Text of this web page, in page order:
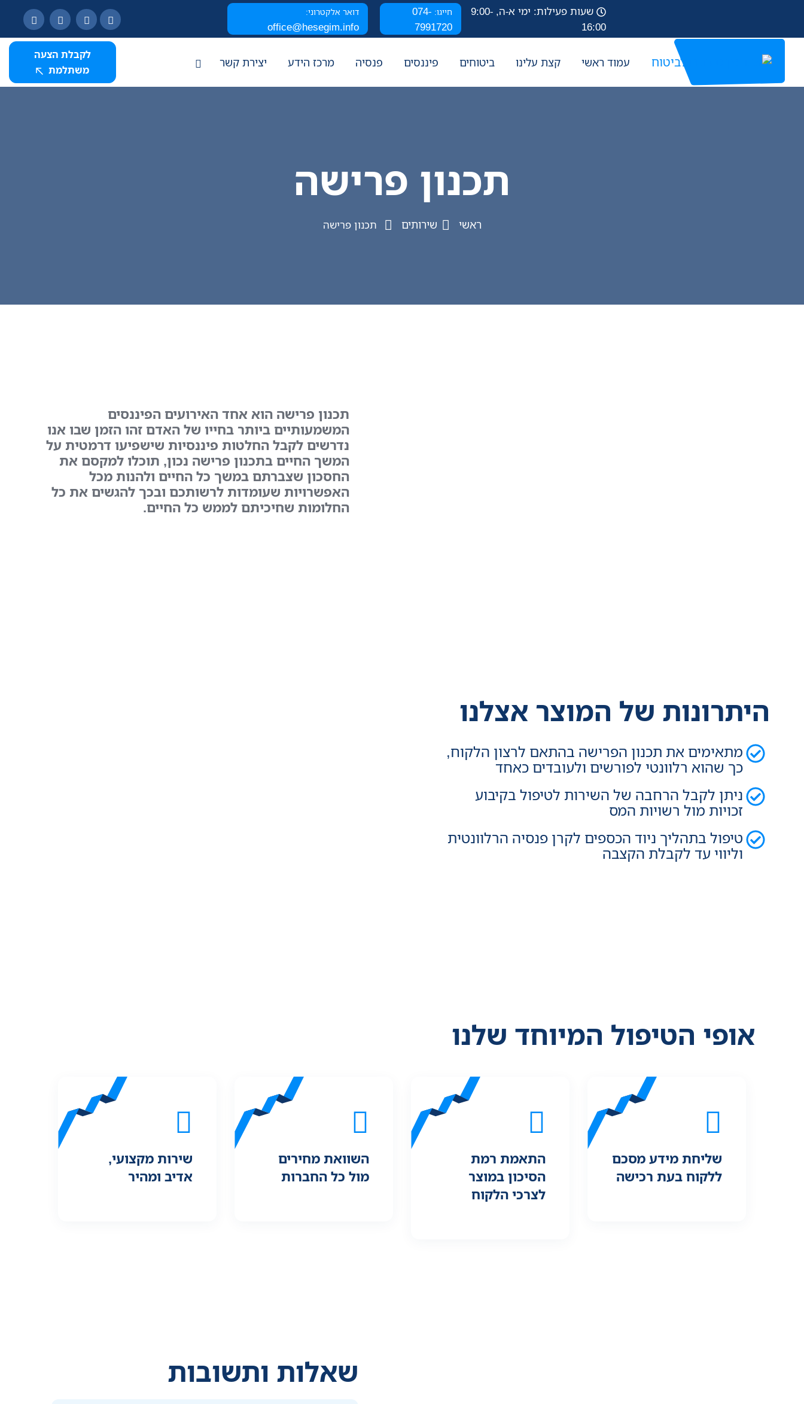
שעות פעילות: ימי א-ה, 9:00-
16:00
חייגו: 074-
7991720
דואר אלקטרוני:
office@hesegim.info
עמוד ראשי קצת עלינו ביטוחים פיננסים פנסיה מרכז הידע יצירת קשר
לקבלת הצעה
משתלמת
תכנון פרישה
ראשי שירותים תכנון פרישה
תכנון פרישה הוא אחד האירועים הפיננסים
המשמעותיים ביותר בחייו של האדם זהו הזמן שבו אנו
נדרשים לקבל החלטות פיננסיות שישפיעו דרמטית על
המשך החיים בתכנון פרישה נכון, תוכלו למקסם את
החסכון שצברתם במשך כל החיים ולהנות מכל
האפשרויות שעומדות לרשותכם ובכך להגשים את כל
החלומות שחיכיתם לממש כל החיים.
היתרונות של המוצר אצלנו
מתאימים את תכנון הפרישה בהתאם לרצון הלקוח,
כך שהוא רלוונטי לפורשים ולעובדים כאחד
ניתן לקבל הרחבה של השירות לטיפול בקיבוע
זכויות מול רשויות המס
טיפול בתהליך ניוד הכספים לקרן פנסיה הרלוונטית
וליווי עד לקבלת הקצבה
אופי הטיפול המיוחד שלנו
שליחת מידע מסכם
ללקוח בעת רכישה
התאמת רמת
הסיכון במוצר
לצרכי הלקוח
השוואת מחירים
מול כל החברות
שירות מקצועי,
אדיב ומהיר
שאלות ותשובות